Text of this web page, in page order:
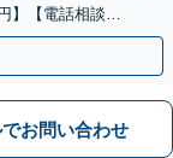
】【電話相談で
でお問い合わせ